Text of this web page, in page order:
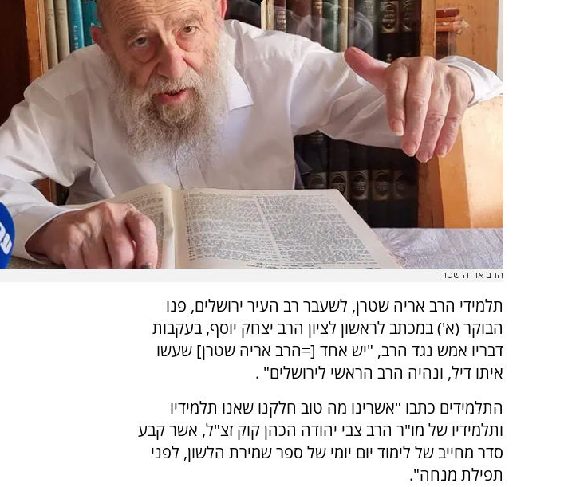
הרב אריה שטרן
תלמידי הרב אריה שטרן, לשעבר רב העיר ירושלים, פנו
הבוקר (א') במכתב לראשון לציון הרב יצחק יוסף, בעקבות
דבריו אמש נגד הרב, "יש אחד [=הרב אריה שטרן] שעשו
איתו דיל, ונהיה הרב הראשי לירושלים" .
התלמידים כתבו "אשרינו מה טוב חלקנו שאנו תלמידיו
ותלמידיו של מו"ר הרב צבי יהודה הכהן קוק זצ"ל, אשר קבע
סדר מחייב של לימוד יום יומי של ספר שמירת הלשון, לפני
תפילת מנחה".